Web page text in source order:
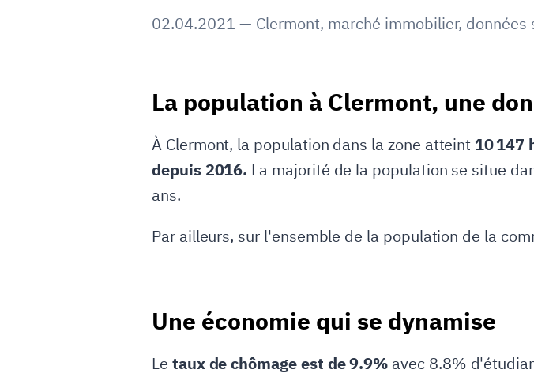
02.04.2021 — Clermont, marché immobilier, données
La population à Clermont, une
À Clermont, la population dans la zone atteint 10 147
depuis 2016. La majorité de la population se situe
ans.
Par ailleurs, sur l'ensemble de la population de la
Une économie qui se dynamise
Le taux de chômage est de 9.9% avec 8.8%